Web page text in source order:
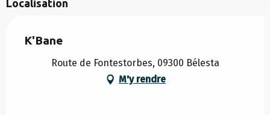
Localisation
K'Bane
Route de Fontestorbes, 09300 Bélesta
M'y rendre